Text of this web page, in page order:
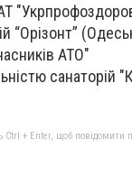
“Орізонт”
АТО"
санаторій
Ctrl + Enter, щоб повідомити